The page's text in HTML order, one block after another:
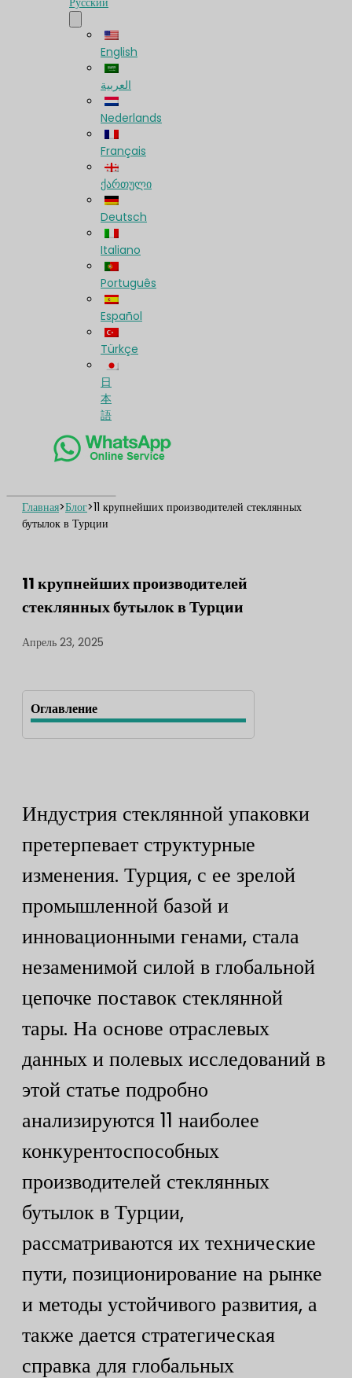
English
العربية
Nederlands
Français
ქართული
Deutsch
Italiano
Português
Español
Türkçe
日
本
語
Главная>Блог>11 крупнейших производителей стеклянных
бутылок в Турции
11 крупнейших производителей
стеклянных бутылок в Турции
Апрель 23, 2025
Оглавление
Индустрия стеклянной упаковки
претерпевает структурные
изменения. Турция, с ее зрелой
промышленной базой и
инновационными генами, стала
незаменимой силой в глобальной
цепочке поставок стеклянной
тары. На основе отраслевых
данных и полевых исследований в
этой статье подробно
анализируются 11 наиболее
конкурентоспособных
производителей стеклянных
бутылок в Турции,
рассматриваются их технические
пути, позиционирование на рынке
и методы устойчивого развития, а
также дается стратегическая
справка для глобальных